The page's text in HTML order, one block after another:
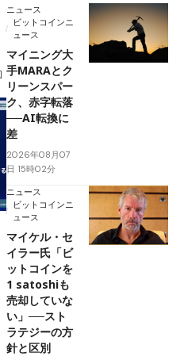
ニュース
ビットコインニ
ュース
マイニング大
手MARAとク
リーンスパー
ク、赤字転落
──AI転換に
差
2026年08月07
日 15時02分
ニュース
ビットコインニ
ュース
マイケル・セ
イラー氏「ビ
ットコインを
1 satoshiも
売却していな
い」──スト
ラテジーの方
針と区別